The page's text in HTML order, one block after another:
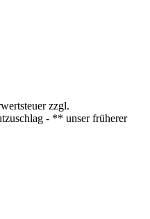
zzgl.
- ** unser früherer